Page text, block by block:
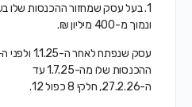
ונמוך מ-400 מיליון ₪.
ההכנסות שלו מה-1.7.25 עד
ה-27.2.26, חלקי 8 כפול 12.